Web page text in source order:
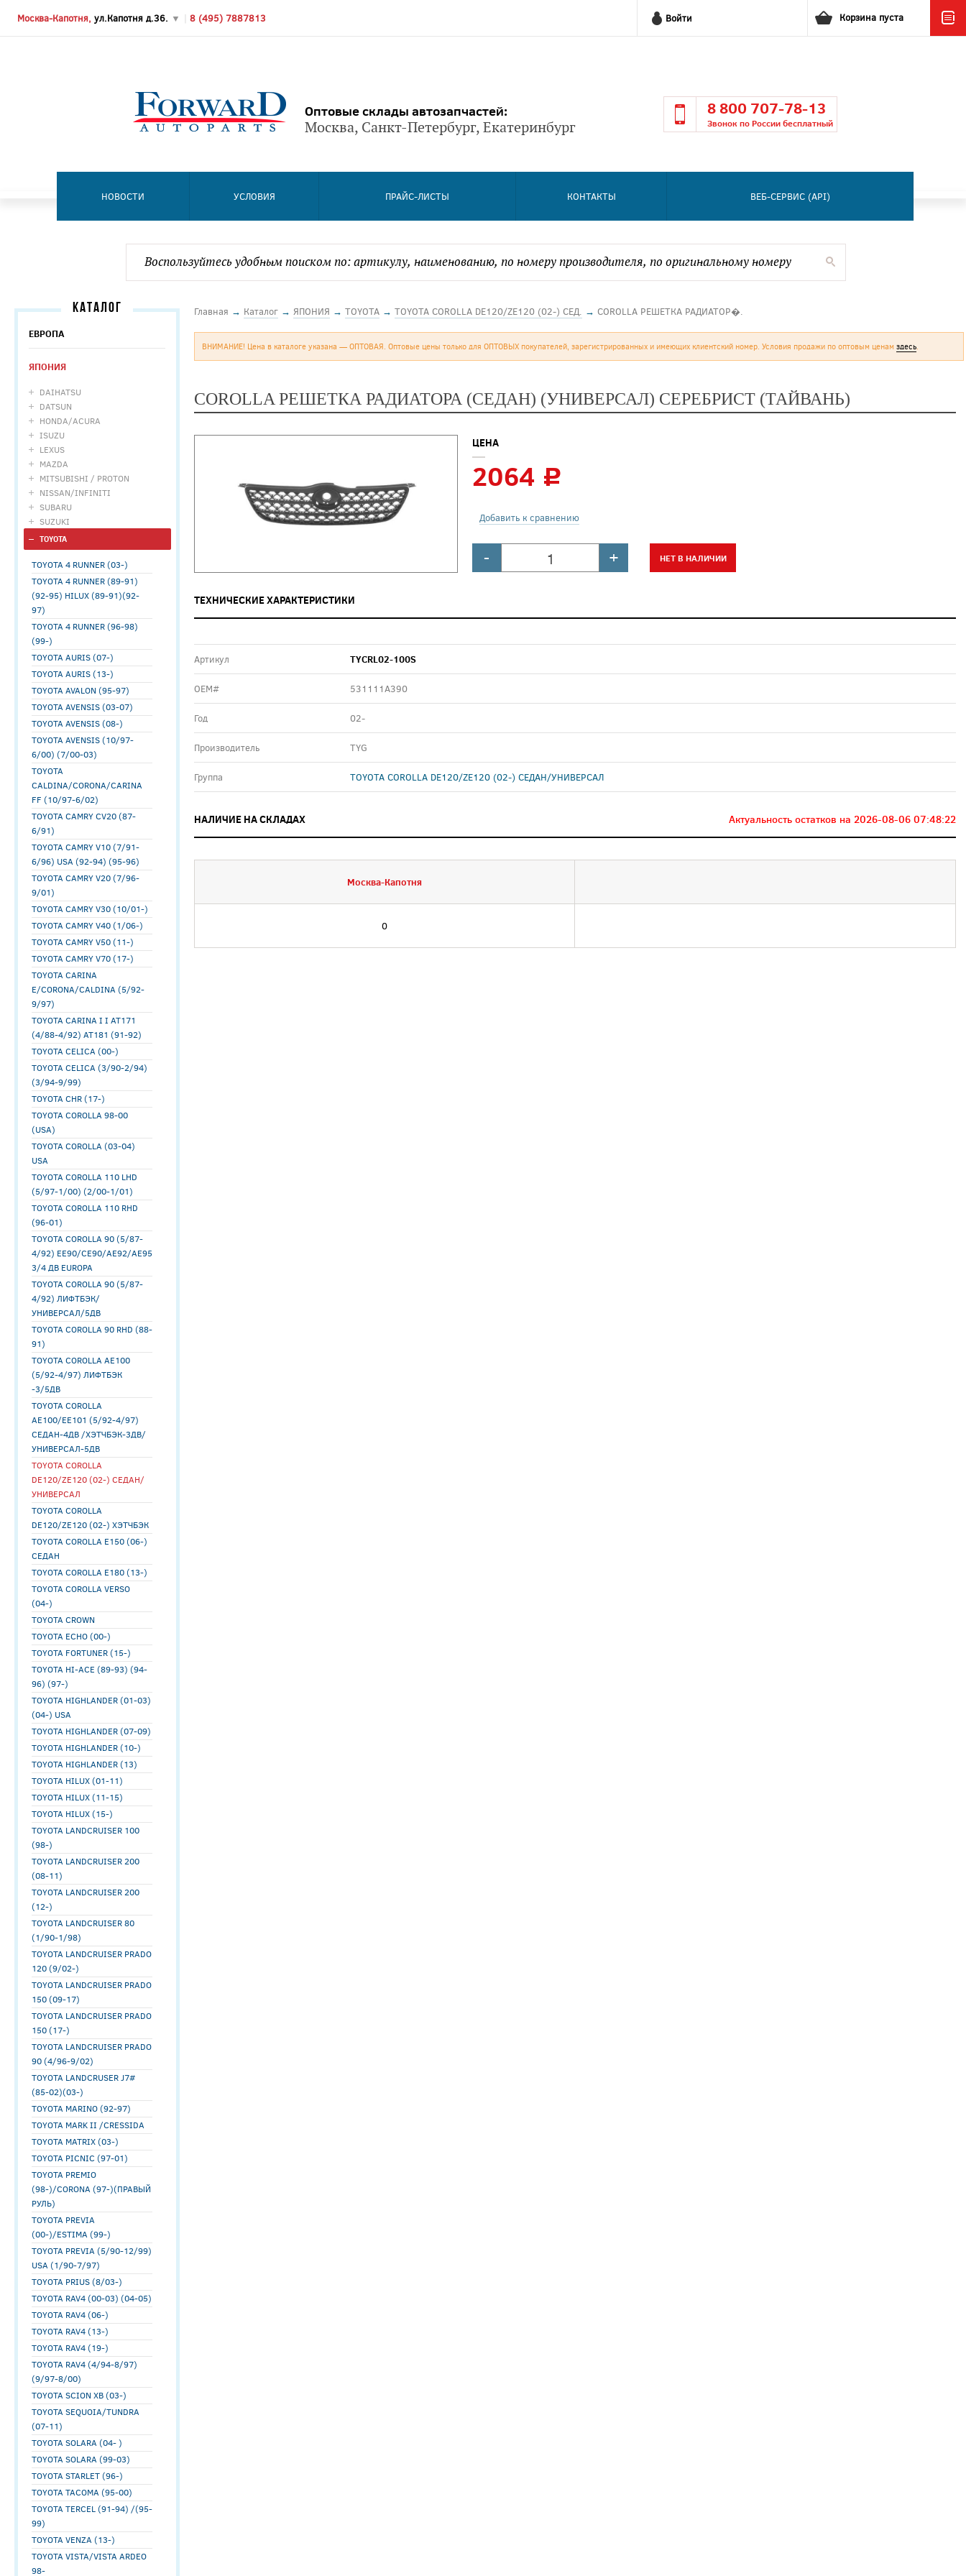
Москва-Капотня, ул.Капотня д.36. ▼ 8 (495) 7887813 Войти Корзина пуста
Оптовые склады автозапчастей:
Москва, Санкт-Петербург, Екатеринбург
8 800 707-78-13
Звонок по России бесплатный
НОВОСТИ УСЛОВИЯ ПРАЙС-ЛИСТЫ КОНТАКТЫ ВЕБ-СЕРВИС (API)
КАТАЛОГ
ЕВРОПА
ЯПОНИЯ
DAIHATSU
DATSUN
HONDA/ACURA
ISUZU
LEXUS
MAZDA
MITSUBISHI / PROTON
NISSAN/INFINITI
SUBARU
SUZUKI
TOYOTA
TOYOTA 4 RUNNER (03-)
TOYOTA 4 RUNNER (89-91)
(92-95) HILUX (89-91)(92-
97)
TOYOTA 4 RUNNER (96-98)
(99-)
TOYOTA AURIS (07-)
TOYOTA AURIS (13-)
TOYOTA AVALON (95-97)
TOYOTA AVENSIS (03-07)
TOYOTA AVENSIS (08-)
TOYOTA AVENSIS (10/97-
6/00) (7/00-03)
TOYOTA
CALDINA/CORONA/CARINA
FF (10/97-6/02)
TOYOTA CAMRY CV20 (87-
6/91)
TOYOTA CAMRY V10 (7/91-
6/96) USA (92-94) (95-96)
TOYOTA CAMRY V20 (7/96-
9/01)
TOYOTA CAMRY V30 (10/01-)
TOYOTA CAMRY V40 (1/06-)
TOYOTA CAMRY V50 (11-)
TOYOTA CAMRY V70 (17-)
TOYOTA CARINA
E/CORONA/CALDINA (5/92-
9/97)
TOYOTA CARINA I I AT171
(4/88-4/92) AT181 (91-92)
TOYOTA CELICA (00-)
TOYOTA CELICA (3/90-2/94)
(3/94-9/99)
TOYOTA CHR (17-)
TOYOTA COROLLA 98-00
(USA)
TOYOTA COROLLA (03-04)
USA
TOYOTA COROLLA 110 LHD
(5/97-1/00) (2/00-1/01)
TOYOTA COROLLA 110 RHD
(96-01)
TOYOTA COROLLA 90 (5/87-
4/92) EE90/CE90/AE92/AE95
3/4 ДВ EUROPA
TOYOTA COROLLA 90 (5/87-
4/92) ЛИФТБЭК/
УНИВЕРСАЛ/5ДВ
TOYOTA COROLLA 90 RHD (88-
91)
TOYOTA COROLLA AE100
(5/92-4/97) ЛИФТБЭК
-3/5ДВ
TOYOTA COROLLA
AE100/EE101 (5/92-4/97)
СЕДАН-4ДВ /ХЭТЧБЭК-3ДВ/
УНИВЕРСАЛ-5ДВ
TOYOTA COROLLA
DE120/ZE120 (02-) СЕДАН/
УНИВЕРСАЛ
TOYOTA COROLLA
DE120/ZE120 (02-) ХЭТЧБЭК
TOYOTA COROLLA E150 (06-)
СЕДАН
TOYOTA COROLLA E180 (13-)
TOYOTA COROLLA VERSO
(04-)
TOYOTA CROWN
TOYOTA ECHO (00-)
TOYOTA FORTUNER (15-)
TOYOTA HI-ACE (89-93) (94-
96) (97-)
TOYOTA HIGHLANDER (01-03)
(04-) USA
TOYOTA HIGHLANDER (07-09)
TOYOTA HIGHLANDER (10-)
TOYOTA HIGHLANDER (13)
TOYOTA HILUX (01-11)
TOYOTA HILUX (11-15)
TOYOTA HILUX (15-)
TOYOTA LANDCRUISER 100
(98-)
TOYOTA LANDCRUISER 200
(08-11)
TOYOTA LANDCRUISER 200
(12-)
TOYOTA LANDCRUISER 80
(1/90-1/98)
TOYOTA LANDCRUISER PRADO
120 (9/02-)
TOYOTA LANDCRUISER PRADO
150 (09-17)
TOYOTA LANDCRUISER PRADO
150 (17-)
TOYOTA LANDCRUISER PRADO
90 (4/96-9/02)
TOYOTA LANDCRUSER J7#
(85-02)(03-)
TOYOTA MARINO (92-97)
TOYOTA MARK II /CRESSIDA
TOYOTA MATRIX (03-)
TOYOTA PICNIC (97-01)
TOYOTA PREMIO
(98-)/CORONA (97-)(ПРАВЫЙ
РУЛЬ)
TOYOTA PREVIA
(00-)/ESTIMA (99-)
TOYOTA PREVIA (5/90-12/99)
USA (1/90-7/97)
TOYOTA PRIUS (8/03-)
TOYOTA RAV4 (00-03) (04-05)
TOYOTA RAV4 (06-)
TOYOTA RAV4 (13-)
TOYOTA RAV4 (19-)
TOYOTA RAV4 (4/94-8/97)
(9/97-8/00)
TOYOTA SCION XB (03-)
TOYOTA SEQUOIA/TUNDRA
(07-11)
TOYOTA SOLARA (04- )
TOYOTA SOLARA (99-03)
TOYOTA STARLET (96-)
TOYOTA TACOMA (95-00)
TOYOTA TERCEL (91-94) /(95-
99)
TOYOTA VENZA (13-)
TOYOTA VISTA/VISTA ARDEO
98-
Главная → Каталог → ЯПОНИЯ → TOYOTA → TOYOTA COROLLA DE120/ZE120 (02-) СЕД. → COROLLA РЕШЕТКА РАДИАТОР�.
ВНИМАНИЕ! Цена в каталоге указана — ОПТОВАЯ. Оптовые цены только для ОПТОВЫХ покупателей, зарегистрированных и имеющих клиентский номер. Условия продажи по оптовым ценам здесь.
COROLLA РЕШЕТКА РАДИАТОРА (СЕДАН) (УНИВЕРСАЛ) СЕРЕБРИСТ (ТАЙВАНЬ)
ЦЕНА
2064 c
Добавить к сравнению
- + НЕТ В НАЛИЧИИ
ТЕХНИЧЕСКИЕ ХАРАКТЕРИСТИКИ
Артикул TYCRL02-100S
ОЕМ# 531111A390
Год 02-
Производитель TYG
Группа TOYOTA COROLLA DE120/ZE120 (02-) СЕДАН/УНИВЕРСАЛ
НАЛИЧИЕ НА СКЛАДАХ Актуальность остатков на 2026-08-06 07:48:22
Москва-Капотня
0